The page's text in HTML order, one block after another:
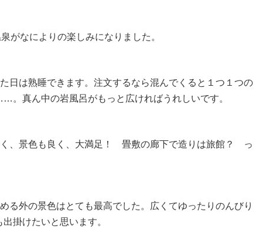
がなによりの楽しみになりました。
日は熟睡できます。注文するなら混んでくると１つ１つの
。真ん中の岩風呂がもっと広ければうれしいです。
、景色も良く、大満足！ 畳敷の廊下で造りは旅館？ っ
る外の景色はとても最高でした。広くてゆったりのんびり
掛けたいと思います。